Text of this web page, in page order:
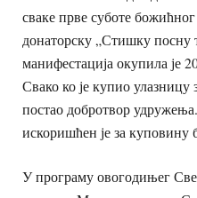
сваке прве суботе божићног
донаторску „Стишку посну
манифестација окупила је
Свако ко је купио улазницу
постао добротвор
искоришћен је за
У програму овогодињег